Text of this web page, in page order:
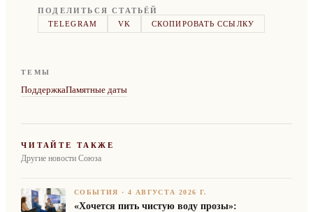
ПОДЕЛИТЬСЯ СТАТЬЁЙ
TELEGRAM
VK СКОПИРОВАТЬ ССЫЛКУ
ТЕМЫ
ПоддержкаПамятные даты
ЧИТАЙТЕ ТАКЖЕ
Другие новости Союза
СОБЫТИЯ ·4 АВГУСТА 2026 Г.
«Хочется пить чистую воду прозы»: